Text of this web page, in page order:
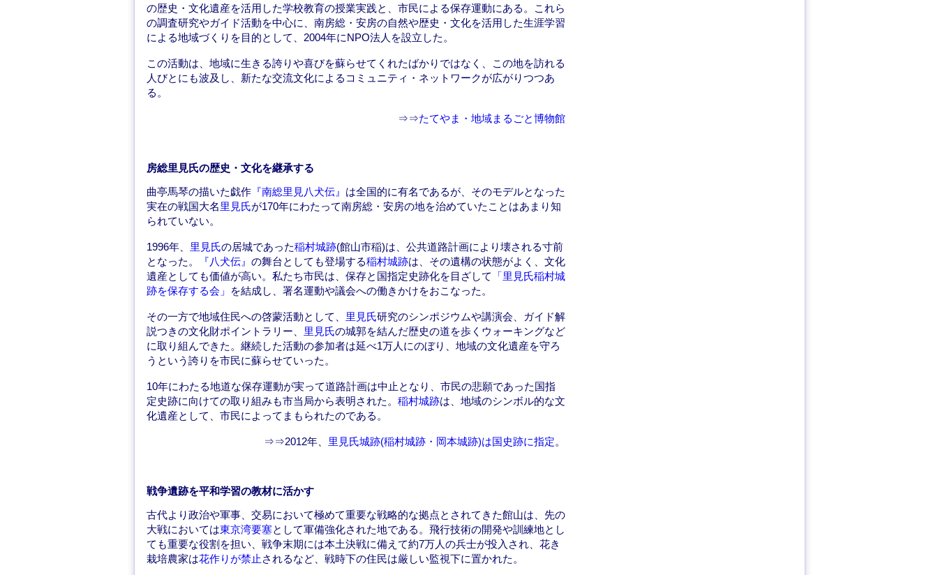
の歴史・文化遺産を活用した学校教育の授業実践と、市民による保存運動にある。これら
の調査研究やガイド活動を中心に、南房総・安房の自然や歴史・文化を活用した生涯学習
による地域づくりを目的として、2004年にNPO法人を設立した。
この活動は、地域に生きる誇りや喜びを蘇らせてくれたばかりではなく、この地を訪れる
人びとにも波及し、新たな交流文化によるコミュニティ・ネットワークが広がりつつあ
る。
⇒⇒たてやま・地域まるごと博物館
房総里見氏の歴史・文化を継承する
曲亭馬琴の描いた戯作 『南総里見八犬伝』 は全国的に有名であるが、そのモデルとなった
実在の戦国大名里見氏が170年にわたって南房総・安房の地を治めていたことはあまり知
られていない。
1996年、 里見氏の居城であった稲村城跡(館山市稲)は、公共道路計画により壊される寸前
となった。
『八犬伝』 の舞台としても登場する稲村城跡は、その遺構の状態がよく、文化
遺産としても価値が高い。私たち市民は、保存と国指定史跡化を目ざして
「里見氏稲村城
跡を保存する会」
を結成し、署名運動や議会への働きかけをおこなった。
その一方で地域住民への啓蒙活動として、 里見氏研究のシンポジウムや講演会、ガイド解
説つきの文化財ポイントラリー、 里見氏の城郭を結んだ歴史の道を歩くウォーキングなど
に取り組んできた。継続した活動の参加者は延べ1万人にのぼり、地域の文化遺産を守ろ
うという誇りを市民に蘇らせていった。
10年にわたる地道な保存運動が実って道路計画は中止となり、市民の悲願であった国指
定史跡に向けての取り組みも市当局から表明された。 稲村城跡は、地域のシンボル的な文
化遺産として、市民によってまもられたのである。
⇒⇒2012年、 里見氏城跡(稲村城跡・岡本城跡)は国史跡に指定。
戦争遺跡を平和学習の教材に活かす
古代より政治や軍事、交易において極めて重要な戦略的な拠点とされてきた館山は、先の
大戦においては東京湾要塞として軍備強化された地である。飛行技術の開発や訓練地とし
ても重要な役割を担い、戦争末期には本土決戦に備えて約7万人の兵士が投入され、花き
栽培農家は花作りが禁止 されるなど、戦時下の住民は厳しい監視下に置かれた。